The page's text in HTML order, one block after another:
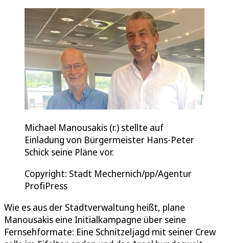
Michael Manousakis (r.) stellte auf
Einladung von Bürgermeister Hans-Peter
Schick seine Pläne vor.
Copyright: Stadt Mechernich/pp/Agentur
ProfiPress
Wie es aus der Stadtverwaltung heißt, plane
Manousakis eine Initialkampagne über seine
Fernsehformate: Eine Schnitzeljagd mit seiner Crew